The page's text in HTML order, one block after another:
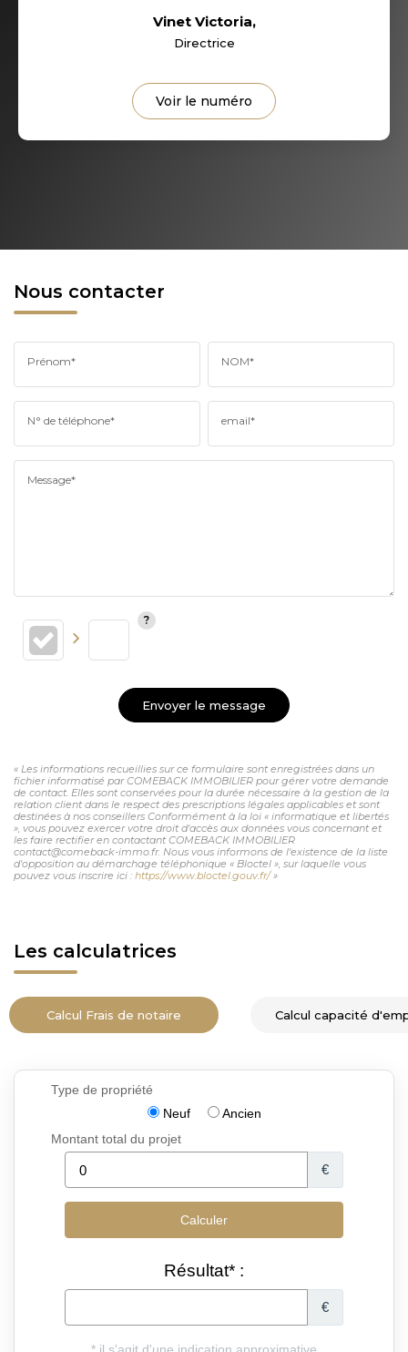
Vinet Victoria,
Directrice
Voir le numéro
Nous contacter
Prénom* NOM*
N° de téléphone* email*
Message*
Envoyer le message
« Les informations recueillies sur ce formulaire sont enregistrées dans un
fichier informatisé par COMEBACK IMMOBILIER pour gérer votre demande
de contact. Elles sont conservées pour la durée nécessaire à la gestion de la
relation client dans le respect des prescriptions légales applicables et sont
destinées à nos conseillers Conformément à la loi « informatique et libertés
», vous pouvez exercer votre droit d'accès aux données vous concernant et
les faire rectifier en contactant COMEBACK IMMOBILIER
contact@comeback-immo.fr. Nous vous informons de l'existence de la liste
d'opposition au démarchage téléphonique « Bloctel », sur laquelle vous
pouvez vous inscrire ici : https://www.bloctel.gouv.fr/»
Les calculatrices
Calcul Frais de notaire Calcul capacité